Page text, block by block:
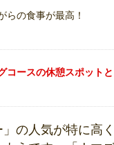
らの食事が最高！
コースの休憩スポット
」の人気が特に高